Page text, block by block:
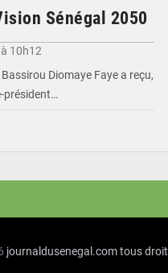
Sénégal 2050
10h12
Diomaye Faye a reçu,
président…
journaldusenegal.comtous